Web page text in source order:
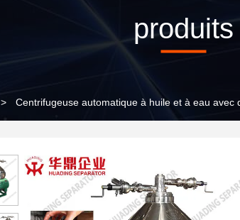
produits
> Centrifugeuse automatique à huile et à eau